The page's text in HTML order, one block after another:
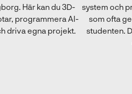
Här kan du 3D-
programmera AI-
driva egna projekt.
system och
som ofta
studenten.